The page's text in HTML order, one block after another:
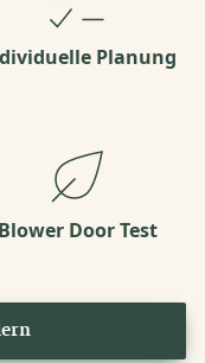
Planung
Blower Door Test